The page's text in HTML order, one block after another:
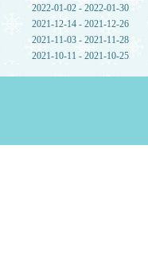
2022-01-02 - 2022-01-30
2021-12-14 - 2021-12-26
2021-11-03 - 2021-11-28
2021-10-11 - 2021-10-25